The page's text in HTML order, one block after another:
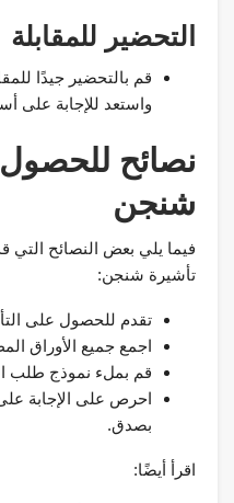
التحضير للمقابلة
قم بالتحضير جيدًا
واستعد للإجابة على
نصائح
شنجن
فيما يلي بعض النصائح
تأشيرة شنجن:
تقدم للحصول على
اجمع جميع الأوراق
قم بملء نموذج طلب
احرص على الإجابة
بصدق.
اقرأ أيضًا: